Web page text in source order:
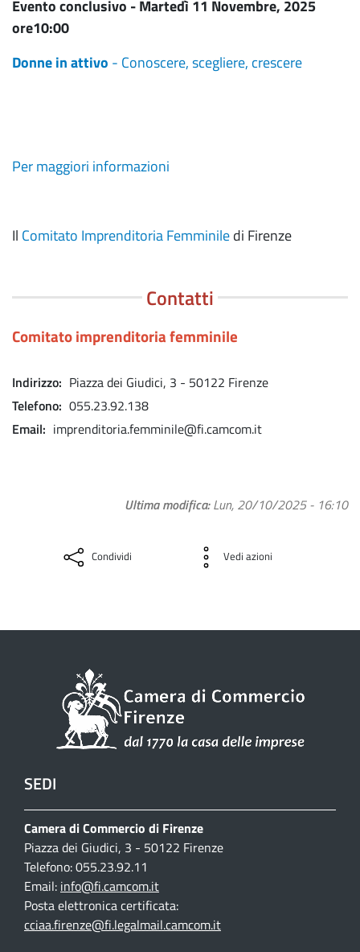
Evento conclusivo - Martedì 11 Novembre, 2025
ore10:00
Donne in attivo - Conoscere, scegliere, crescere
Per maggiori informazioni
Il Comitato Imprenditoria Femminiledi Firenze
Contatti
Comitato imprenditoria femminile
Indirizzo Piazza dei Giudici, 3 - 50122 Firenze
Telefono 055.23.92.138
Email
imprenditoria.femminile@fi.camcom.it
Ultima modifica Lun, 20/10/2025 - 16:10
Condividi Vedi azioni
SEDI
Camera di Commercio di Firenze
Piazza dei Giudici, 3 - 50122 Firenze
Telefono: 055.23.92.11
Email: info@fi.camcom.it
Posta elettronica certificata:
cciaa.firenze@fi.legalmail.camcom.it